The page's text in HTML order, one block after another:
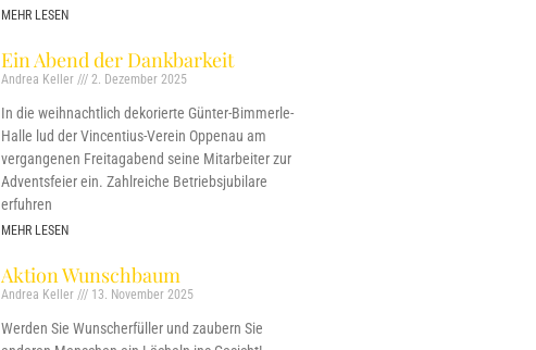
MEHR LESEN
Ein Abend der Dankbarkeit
Andrea Keller 2. Dezember 2025
In die weihnachtlich dekorierte Günter-Bimmerle-
Halle lud der Vincentius-Verein Oppenau am
vergangenen Freitagabend seine Mitarbeiter zur
Adventsfeier ein. Zahlreiche Betriebsjubilare
erfuhren
MEHR LESEN
Aktion Wunschbaum
Andrea Keller 13. November 2025
Werden Sie Wunscherfüller und zaubern Sie